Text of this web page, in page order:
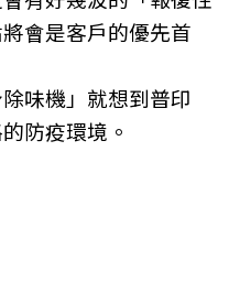
會是客戶的優先首
味機」就想到普印
防疫環境。